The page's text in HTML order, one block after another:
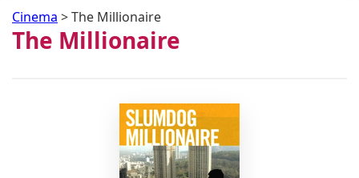
Cinema >The Millionaire
The Millionaire